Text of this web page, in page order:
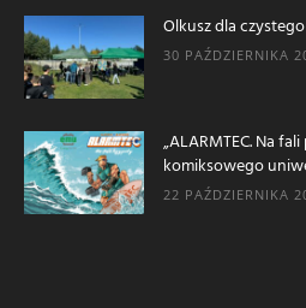
Olkusz dla
30 PAŹDZIERNIKA
„ALARMTEC. Na
komiksowego
22 PAŹDZIERNIKA